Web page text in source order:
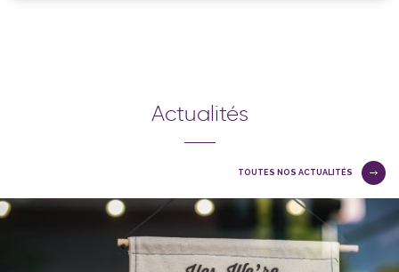
Actualités
TOUTES NOS ACTUALITÉS
NOS OUVERTURES 2024
Retour en images sur les ouvertures de l'année 2024